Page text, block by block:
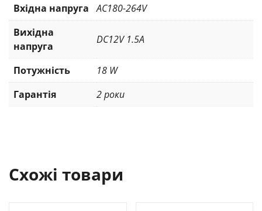
Вхідна напруга
AC180-264V
Вихідна
напруга
DC12V 1.5A
Потужність
18 W
Гарантія
2 роки
Схожі товари